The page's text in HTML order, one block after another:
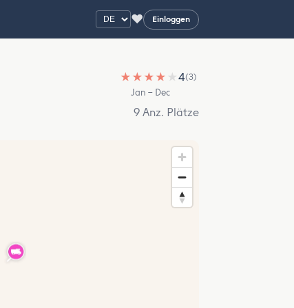
♥ Einloggen
★ ★ ★ ★ ★4(3)
Jan – Dec
9 Anz. Plätze